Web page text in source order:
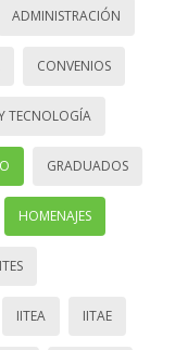
ADMINISTRACIÓN
CONVENIOS
TECNOLOGÍA
GRADUADOS
HOMENAJES
IITEA IITAE